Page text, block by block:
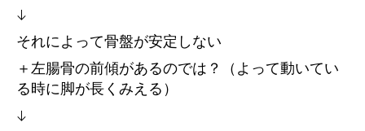
↓
それによって骨盤が安定しない
＋左腸骨の前傾があるのでは？（よって動いてい
る時に脚が長くみえる）
↓